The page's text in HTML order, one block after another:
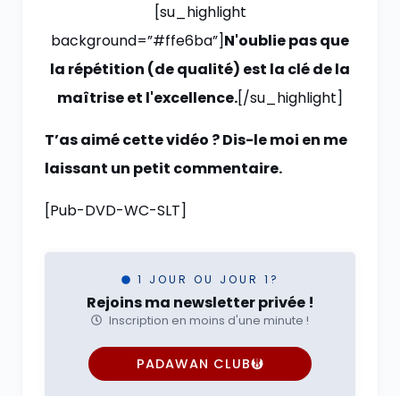
[su_highlight
background=”#ffe6ba”]N'oublie pas que
la répétition (de qualité) est la clé de la
maîtrise et l'excellence.[/su_highlight]
T’as aimé cette vidéo ? Dis-le moi en me
laissant un petit commentaire.
[Pub-DVD-WC-SLT]
1 JOUR OU JOUR 1?
Rejoins ma newsletter privée !
Inscription en moins d'une minute !
PADAWAN CLUB